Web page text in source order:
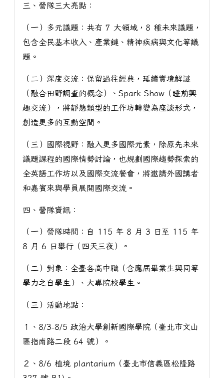
三、營隊三大亮點：
（一）多元議題：共有 7 大領域，8 種未來議題，
包含全民基本收入、產業鏈、精神疾病與文化等議
題。
（二）深度交流：保留過往經典，延續實境解謎
（融合田野調查的概念）、Spark Show（睡前興
趣交流），將靜態類型的工作坊轉變為座談形式，
創造更多的互動空間。
（三）國際視野：融入更多國際元素，除原先未來
議題課程的國際情勢討論，也規劃國際趨勢探索的
全英語工作坊以及國際交流餐會，將邀請外國講者
和嘉賓來與學員展開國際交流。
四、營隊資訊：
（一）營隊時間：自 115 年 8 月 3 日至 115 年
8 月 6 日舉行（四天三夜）。
（二）對象：全臺各高中職（含應屆畢業生與同等
學力之自學生）、大專院校學生。
（三）活動地點：
１、8/3-8/5 政治大學創新國際學院（臺北市文山
區指南路二段 64 號）。
２、8/6 植境 plantarium（臺北市信義區松隆路